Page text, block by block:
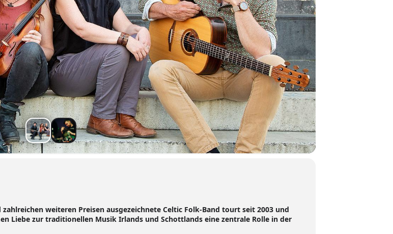
weiteren Preisen ausgezeichnete Celtic Folk-Band tourt seit 2003 und
Liebe zur traditionellen Musik Irlands und Schottlands eine zentrale Rolle in der